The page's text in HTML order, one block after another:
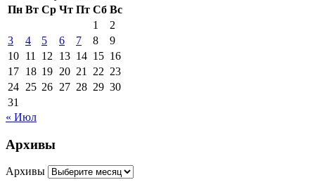
Пн Вт Ср Чт Пт Сб Вс
1
2
3
4 5 6 7 8
9
10 11 12 13 14 15 16
17 18 19 20 21 22 23
24 25 26 27 28 29 30
31
« Июл
Архивы
Архивы